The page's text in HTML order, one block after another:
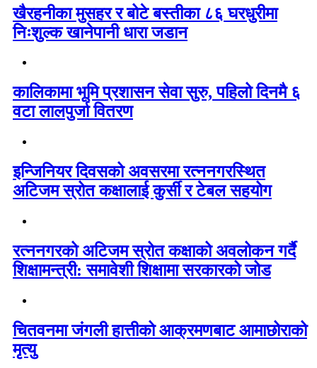
खैरहनीका मुसहर र बोटे बस्तीका ८६ घरधुरीमा
निःशुल्क खानेपानी धारा जडान
कालिकामा भूमि प्रशासन सेवा सुरु, पहिलो दिनमै ६
वटा लालपुर्जा वितरण
इन्जिनियर दिवसको अवसरमा रत्ननगरस्थित
अटिजम स्रोत कक्षालाई कुर्सी र टेबल सहयोग
रत्ननगरको अटिजम स्रोत कक्षाको अवलोकन गर्दै
शिक्षामन्त्री: समावेशी शिक्षामा सरकारको जोड
चितवनमा जंगली हात्तीको आक्रमणबाट आमाछोराको
मृत्यु